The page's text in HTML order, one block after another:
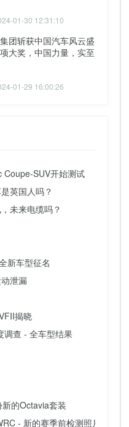
01-30 12:31:10
团斩获中国汽车风云盛
大奖，中国力量，实至
01-29 16:00:26
Coupe-SUV开始测试
英国人吗？
未来电缆吗？
新车型征名
泄漏
揭晓
调查 - 全车型结果
的Octavia套装
- 新的赛季前检测照片